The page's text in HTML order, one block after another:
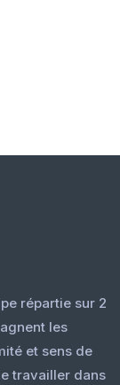
répartie sur 2
les
et sens de
travailler dans